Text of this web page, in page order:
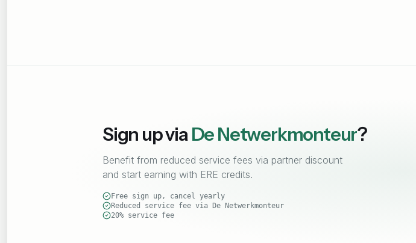
Sign up viaDe Netwerkmonteur?
Benefit from reduced service fees via partner discount
and start earning with ERE credits.
Free sign up, cancel yearly
Reduced service fee via De Netwerkmonteur
20% service fee